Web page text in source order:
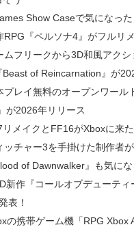
Show Caseで気になった
RPG『ペルソナ4』がフルリ
ムフリークから3D和風アクシ
of Reincarnation』が
プレイ無料のオープンワール
が2026年リリース
リメイクとFF16がXboxに来た
ッチャー3を手掛けた制作者
of Dawnwalker』も気にな
新作『コールオブデューティ
表！
の携帯ゲーム機「RPG Xbox